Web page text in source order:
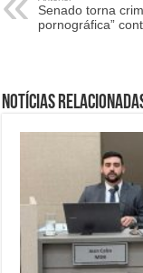
Senado torna
pornográfica”
Notícias